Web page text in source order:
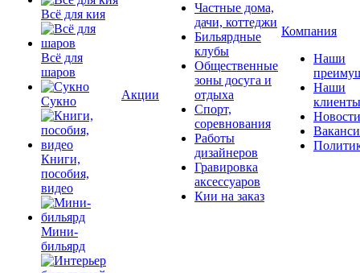
Всё для кия
Всё для
шаров
Сукно
Книги,
пособия,
видео
Мини-
бильярд
Акции
Частные дома,
дачи, коттеджи
Бильярдные
клубы
Общественные
зоны досуга и
отдыха
Спорт,
соревнования
Работы
дизайнеров
Гравировка
аксессуаров
Кии на заказ
Компания
Наши
Наши
клиенты
Новости